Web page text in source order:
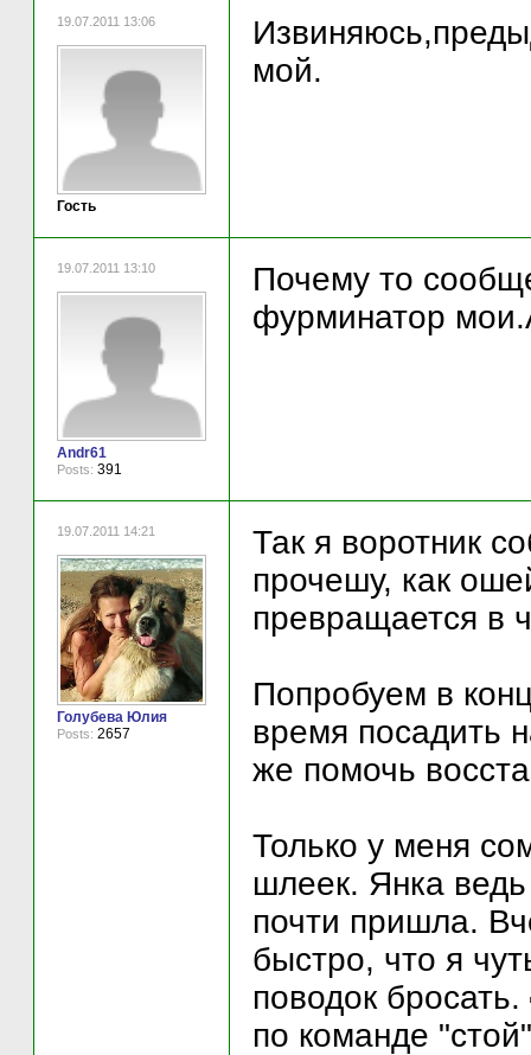
19.07.2011 13:06
Гость
мой.
19.07.2011 13:10
Andr61
Posts: 391
Почему то
фурминатор
19.07.2011 14:21
Голубева Юлия
Posts: 2657
Так я воротник
прочешу, как
превращается в
Попробуем в
время посадить
же помочь
Только у меня
шлеек. Янка
почти пришла.
быстро, что я
поводок бросать.
по команде